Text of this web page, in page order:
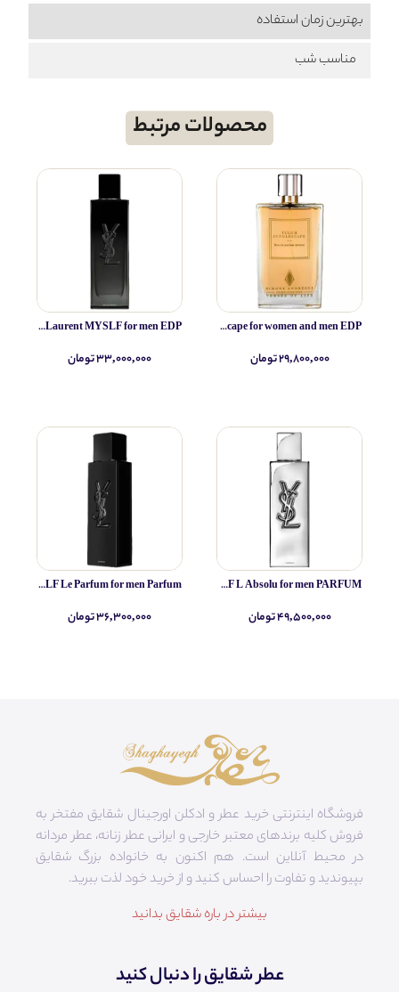
بهترین زمان استفاده
مناسب شب
محصولات مرتبط
Simone Andreoli Tulum Junglescape for women and men EDP
۲۹,۸۰۰,۰۰۰ تومان
Yves Saint Laurent MYSLF L Absolu for men PARFUM
۴۹,۵۰۰,۰۰۰ تومان
Yves Saint Laurent MYSLF for men EDP
۳۳,۰۰۰,۰۰۰ تومان
Yves Saint Laurent MYSLF Le Parfum for men Parfum
۳۶,۳۰۰,۰۰۰ تومان
فروشگاه اینترنتی خرید عطر و ادکلن اورجینال شقایق مفتخر به
فروش کلیه برندهای معتبر خارجی و ایرانی عطر زنانه، عطر مردانه
در محیط آنلاین است. هم‌ اکنون به خانواده بزرگ شقایق
بپیوندید و تفاوت را احساس کنید و از خرید خود لذت ببرید.
بیشتر در باره شقایق بدانید
عطر شقایق را دنبال کنید